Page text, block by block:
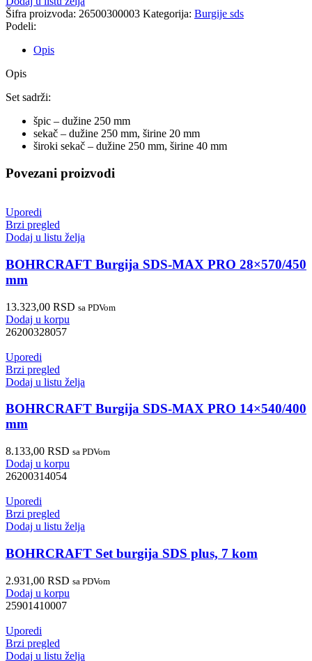
Šifra proizvoda: 26500300003 Kategorija: Burgije sds
Podeli:
Opis
Opis
Set sadrži:
špic – dužine 250 mm
sekač – dužine 250 mm, širine 20 mm
široki sekač – dužine 250 mm, širine 40 mm
Povezani proizvodi
Uporedi
Brzi pregled
Dodaj u listu želja
BOHRCRAFT Burgija SDS-MAX PRO 28×570/450
mm
13.323,00 RSD sa PDVom
Dodaj u korpu
26200328057
Uporedi
Brzi pregled
Dodaj u listu želja
BOHRCRAFT Burgija SDS-MAX PRO 14×540/400
mm
8.133,00 RSD sa PDVom
Dodaj u korpu
26200314054
Uporedi
Brzi pregled
Dodaj u listu želja
BOHRCRAFT Set burgija SDS plus, 7 kom
2.931,00 RSD sa PDVom
Dodaj u korpu
25901410007
Uporedi
Brzi pregled
Dodaj u listu želja